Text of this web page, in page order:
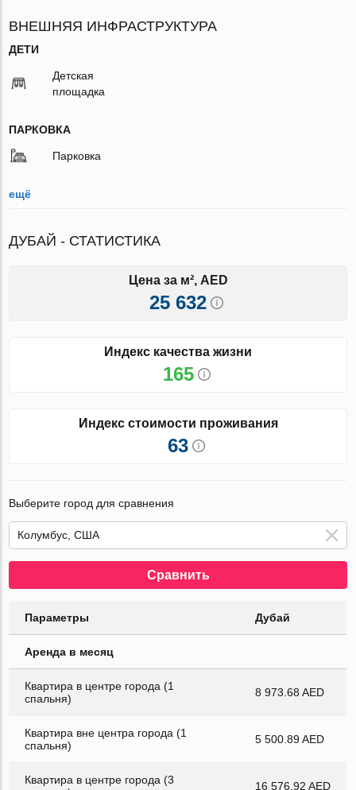
ВНЕШНЯЯ ИНФРАСТРУКТУРА
ДЕТИ
Детская
площадка
ПАРКОВКА
Парковка
ещё
ДУБАЙ - СТАТИСТИКА
Цена за м², AED
25 632
Индекс качества жизни
165
Индекс стоимости проживания
63
Выберите город для сравнения
Сравнить
Параметры Дубай
Аренда в месяц
Квартира в центре города (1
спальня)
8 973.68 AED
Квартира вне центра города (1
спальня)
5 500.89 AED
Квартира в центре города (3
16 576.92 AED